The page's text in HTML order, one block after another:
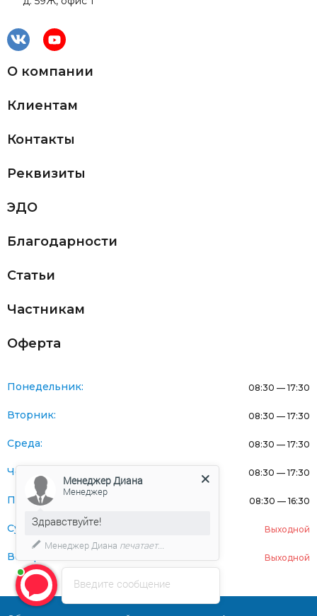
О компании
Клиентам
Контакты
Реквизиты
ЭДО
Благодарности
Статьи
Частникам
Оферта
Понедельник: 08:30 — 17:30
Вторник: 08:30 — 17:30
Среда: 08:30 — 17:30
Четверг: 08:30 — 17:30
Пятница: 08:30 — 16:30
Суббота: Выходной
Воскресенье: Выходной
Введите сообщение
Менеджер Диана
Менеджер
Здравствуйте!
Менеджер Диана печатает...